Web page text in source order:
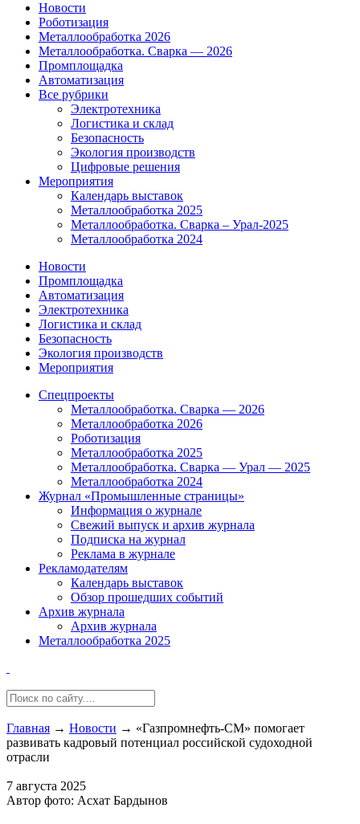
Новости
Роботизация
Металлообработка 2026
Металлообработка. Сварка — 2026
Промплощадка
Автоматизация
Все рубрики
Электротехника
Логистика и склад
Безопасность
Экология производств
Цифровые решения
Мероприятия
Календарь выставок
Металлообработка 2025
Металлообработка. Сварка – Урал-2025
Металлообработка 2024
Новости
Промплощадка
Автоматизация
Электротехника
Логистика и склад
Безопасность
Экология производств
Мероприятия
Спецпроекты
Металлообработка. Сварка — 2026
Металлообработка 2026
Роботизация
Металлообработка 2025
Металлообработка. Сварка — Урал — 2025
Металлообработка 2024
Журнал «Промышленные страницы»
Информация о журнале
Свежий выпуск и архив журнала
Подписка на журнал
Реклама в журнале
Рекламодателям
Календарь выставок
Обзор прошедших событий
Архив журнала
Архив журнала
Металлообработка 2025
Главная → Новости → «Газпромнефть-СМ» помогает
развивать кадровый потенциал российской судоходной
отрасли
7 августа 2025
Автор фото: Асхат Бардынов